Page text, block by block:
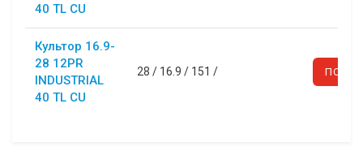
40 TL CU
Культор 16.9-
28 12PR
INDUSTRIAL
40 TL CU
28 / 16.9 / 151 /